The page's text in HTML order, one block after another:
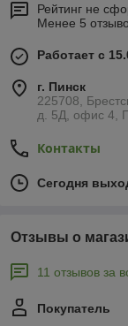
Рейтинг не
Менее 5
Работает с
г. Пинск
225708,
д. 5Д, офис 4,
Контакты
Сегодня
Отзывы о
11 отзывов за
Покупатель